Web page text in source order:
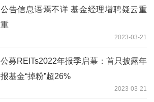
公告信息语焉不详 基金经理增聘疑云重
重
2023-03-21
公募REITs2022年报季启幕：首只披露年
报基金“掉粉”超26%
2023-03-21